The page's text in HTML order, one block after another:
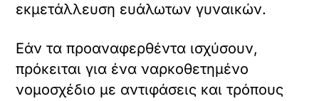
εκμετάλλευση ευάλωτων γυναικών.
Εάν τα προαναφερθέντα ισχύσουν,
πρόκειται για ένα ναρκοθετημένο
νομοσχέδιο με αντιφάσεις και τρόπους